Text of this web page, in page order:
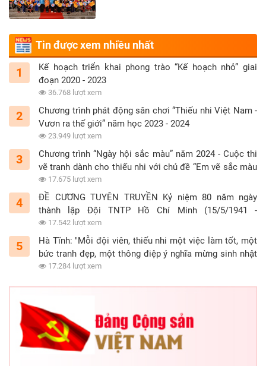
Tin được xem nhiều nhất
1
Kế hoạch triển khai phong trào “Kế hoạch nhỏ” giai
đoạn 2020 - 2023
36.768 lượt xem
2
Chương trình phát động sân chơi “Thiếu nhi Việt Nam -
Vươn ra thế giới” năm học 2023 - 2024
23.949 lượt xem
3
Chương trình “Ngày hội sắc màu” năm 2024 - Cuộc thi
vẽ tranh dành cho thiếu nhi với chủ đề “Em vẽ sắc màu
tình nguyện”
17.675 lượt xem
4
ĐỀ CƯƠNG TUYÊN TRUYỀN Kỷ niệm 80 năm ngày
thành lập Đội TNTP Hồ Chí Minh (15/5/1941 -
15/5/2021)
17.542 lượt xem
5
Hà Tĩnh: "Mỗi đội viên, thiếu nhi một việc làm tốt, một
bức tranh đẹp, một thông điệp ý nghĩa mừng sinh nhật
Đội"17.284 lượt xem